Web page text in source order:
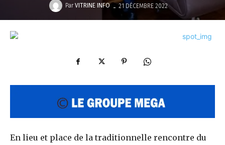
Par VITRINE INFO - 21 DÉCEMBRE 2022
En lieu et place de la traditionnelle rencontre du